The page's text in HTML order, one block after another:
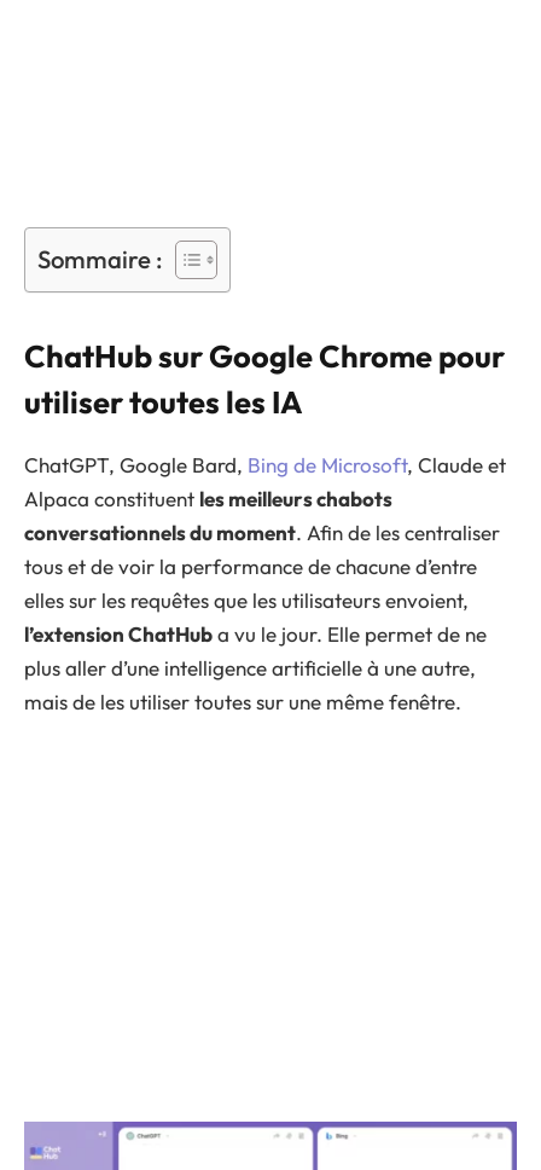
Sommaire :
ChatHub sur Google Chrome pour
utiliser toutes les IA
ChatGPT, Google Bard, Bing de Microsoft, Claude et
Alpaca constituent les meilleurs chabots
conversationnels du moment. Afin de les centraliser
tous et de voir la performance de chacune d’entre
elles sur les requêtes que les utilisateurs envoient,
l’extension ChatHuba vu le jour. Elle permet de ne
plus aller d’une intelligence artificielle à une autre,
mais de les utiliser toutes sur une même fenêtre.